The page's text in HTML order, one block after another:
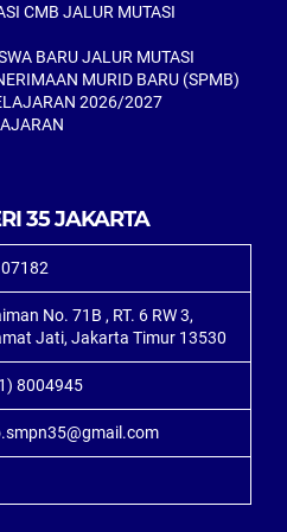
CMB JALUR MUTASI
BARU JALUR MUTASI
MURID BARU (SPMB)
2026/2027
35 JAKARTA
No. 71B , RT. 6 RW 3,
Jati, Jakarta Timur 13530
8004945